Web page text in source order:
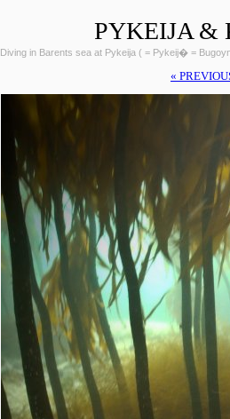
PYKEIJA &
Diving in Barents sea at Pykeija ( = Pykeij� =
«